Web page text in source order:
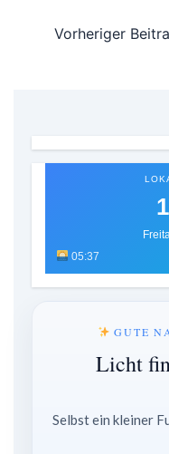
Vorheriger
05:37
GUTE
Licht
Selbst ein kleiner